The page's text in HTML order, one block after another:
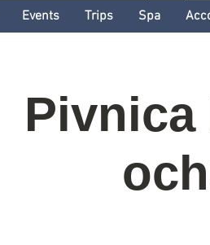
Events Trips Spa
Pivnica